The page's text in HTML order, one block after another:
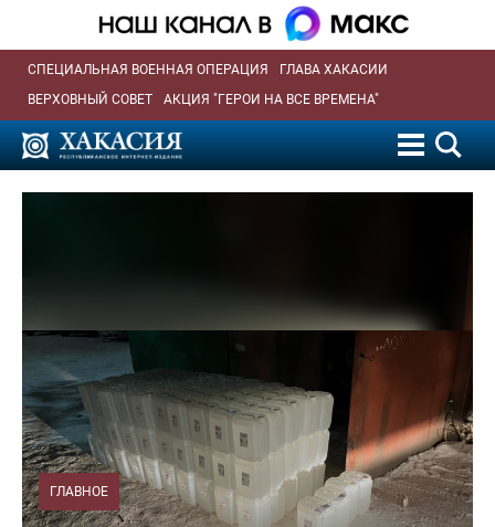
СПЕЦИАЛЬНАЯ ВОЕННАЯ ОПЕРАЦИЯ
ГЛАВА ХАКАСИИ
ВЕРХОВНЫЙ СОВЕТ
АКЦИЯ "ГЕРОИ НА ВСЕ ВРЕМЕНА"
ГЛАВНОЕ